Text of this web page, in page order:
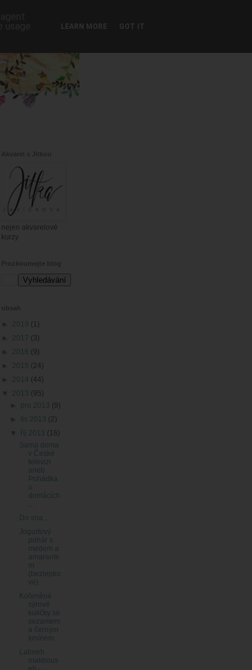
nejen akvarelové
kurzy
2019 (1)
2017 (3)
2016 (9)
2015 (24)
2014 (44)
2013 (95)
pro 2013 (9)
lis 2013 (2)
říj 2013 (16)
Sama doma
v České
televizi
aneb
Pohádka
o
domácích
...
Do sna...
Jogurtový
pohár s
medem a
amarante
m
(bezlepko
vé)
Kořeněné
sýrové
kuličky se
sezamem
a černým
kmínem
Labneh
makbous
LEARN MORE GOT IT